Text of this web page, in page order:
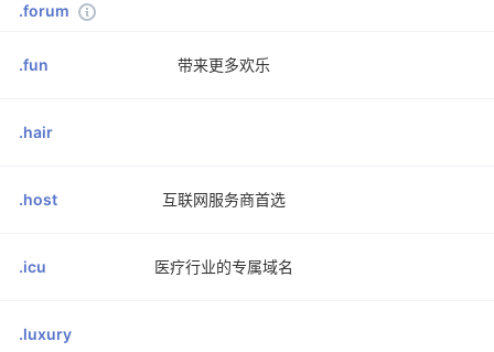
.forum
.fun 带来更多欢乐
.hair
.host 互联网服务商首选
.icu 医疗行业的专属域名
.luxury